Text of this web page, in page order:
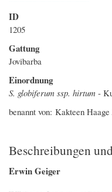
ID
1205
Gattung
Jovibarba
Einordnung
S. globiferum ssp. hirtum -
benannt von: Kakteen
Beschreibungen
Erwin Geiger